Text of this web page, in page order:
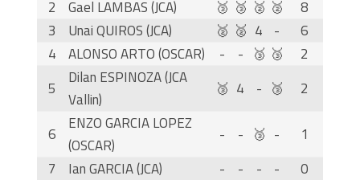
2
Gael LAMBAS (JCA) 🥉 🥉 🥈 🥈
8
3
Unai QUIROS (JCA) 🥈 🥈 4 -
6
4
ALONSO ARTO (OSCAR) - - 🥉 🥉
2
5
Dilan ESPINOZA (JCA
Vallin)
🥉 4 - 🥉 2
6
ENZO GARCIA LOPEZ
(OSCAR)
- - 🥉 -
1
7
Ian GARCIA (JCA) - - - -
0